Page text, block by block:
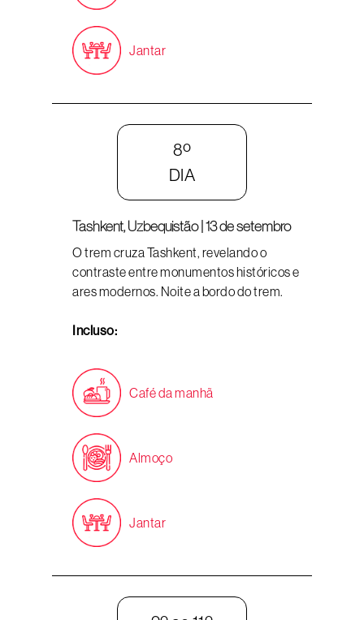
Jantar
8º
DIA
Tashkent, Uzbequistão | 13 de setembro
O trem cruza Tashkent, revelando o
contraste entre monumentos históricos e
ares modernos. Noite a bordo do trem.
Incluso:
Café da manhã
Almoço
Jantar